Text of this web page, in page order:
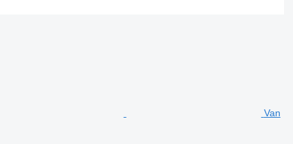
Van